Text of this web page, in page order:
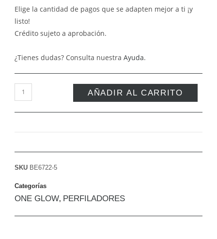
Elige la cantidad de pagos que se adapten mejor a ti ¡y
listo!
Crédito sujeto a aprobación.
¿Tienes dudas? Consulta nuestra Ayuda.
AÑADIR AL CARRITO
SKU BE6722-5
Categorías
ONE GLOW, PERFILADORES